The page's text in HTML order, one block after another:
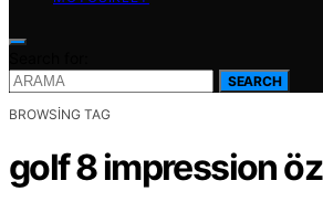
SEARCH
BROWSING TAG
golf 8 impression